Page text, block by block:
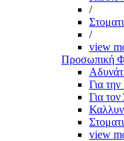
/
/
view
Προσωπική
Για
Για
view